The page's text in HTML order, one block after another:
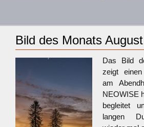
Bild des Monats
Das Bild
zeigt
am
NEOWISE
begleitet
langen